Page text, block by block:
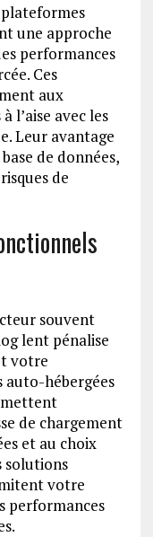
une approche
performances
Ces
aux
l’aise avec les
Leur avantage
de données,
de
souvent
lent pénalise
votre
hébergées
de chargement
et au choix
solutions
votre
performances